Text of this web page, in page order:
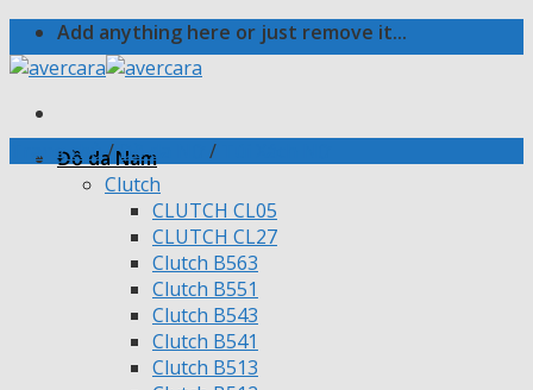
Skip
to
content
Add anything here or just remove it...
Đồ da Nam
Clutch
CLUTCH CL05
CLUTCH CL27
Clutch B563
Clutch B551
Clutch B543
Clutch B541
Clutch B513
Trang chủ /Đồ da Nữ /